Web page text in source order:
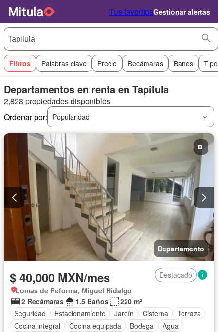
Tus favoritosGestionar alertas
Filtros Palabras clave Precio Recámaras Baños
Departamentos en renta en Tapilula
2,828 propiedades disponibles
Ordenar por:
Popularidad
Departamento
$ 40,000 MXN/mes
Destacado
Lomas de Reforma, Miguel Hidalgo
2 Recámaras
1.5 Baños
220 m²
Seguridad
Estacionamiento Jardín Cisterna
Terraza
Cocina integral
Cocina equipada Bodega
Agua